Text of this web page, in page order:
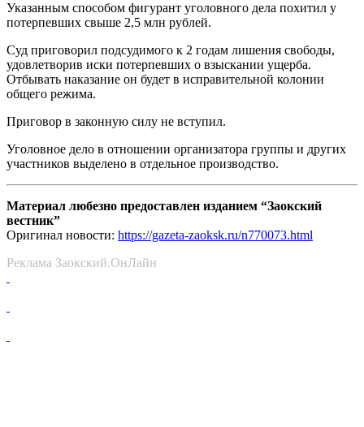
Указанным способом фигурант уголовного дела похитил у
потерпевших свыше 2,5 млн рублей.
Суд приговорил подсудимого к 2 годам лишения свободы,
удовлетворив иски потерпевших о взыскании ущерба.
Отбывать наказание он будет в исправительной колонии
общего режима.
Приговор в законную силу не вступил.
Уголовное дело в отношении организатора группы и других
участников выделено в отдельное производство.
Материал любезно предоставлен изданием “Заокский
вестник”
Оригинал новости: https://gazeta-zaoksk.ru/n770073.html
Реклама Заокский.ОнЛайн